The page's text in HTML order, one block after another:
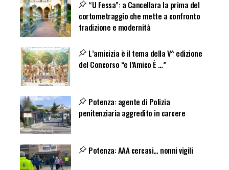
“U Fessa”: a Cancellara la prima del
cortometraggio che mette a confronto
tradizione e modernità
L’amicizia è il tema della V^ edizione
del Concorso “e l’Amico È …”
Potenza: agente di Polizia
penitenziaria aggredito in carcere
Potenza: AAA cercasi… nonni vigili